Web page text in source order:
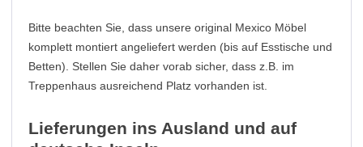
Bitte beachten Sie, dass unsere original Mexico Möbel
komplett montiert angeliefert werden (bis auf Esstische und
Betten). Stellen Sie daher vorab sicher, dass z.B. im
Treppenhaus ausreichend Platz vorhanden ist.
Lieferungen ins Ausland und auf